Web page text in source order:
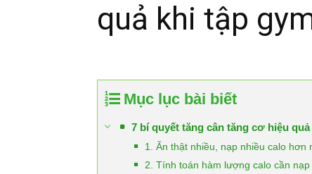
quả khi tập
Mục lục bài biết
7 bí quyết tăng cân tăng cơ hiệu
1. Ăn thật nhiều, nạp nhiều calo hơn
2. Tính toán hàm lượng calo cần